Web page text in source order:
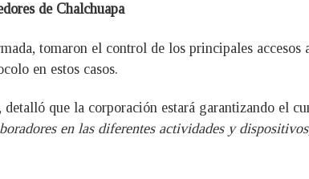
de Chalchuapa
tomaron el control de los principales accesos
en estos casos.
que la corporación estará garantizando el
en las diferentes actividades y